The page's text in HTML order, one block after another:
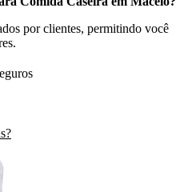
por clientes, permitindo você